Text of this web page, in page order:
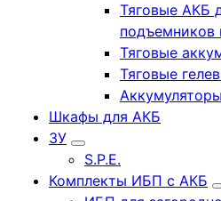
Тяговые АКБ
подъемников
Тяговые
Тяговые
Шкафы для АКБ
ЗУ
S.P.E.
Комплекты ИБП с АКБ